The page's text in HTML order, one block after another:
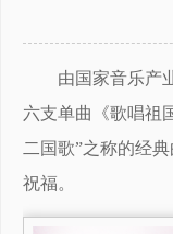
由国家音乐产
六支单曲《歌唱祖
二国歌”之称的经
祝福。